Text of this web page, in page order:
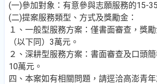
(一)參加對象：有意參與志願服務的15-
(二)提案服務類型、方式及獎勵金：
１、一般型服務方案：僅書面審查，獎
（以下同）3萬元。
２、深耕型服務方案：書面審查及口頭
10萬元。
四、本案如有相關問題，請逕洽高澎青